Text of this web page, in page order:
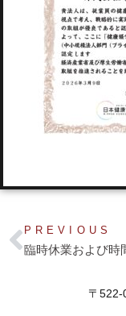
PREVIOUS
〒522-